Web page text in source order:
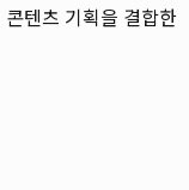
텐츠 기획을 결합한